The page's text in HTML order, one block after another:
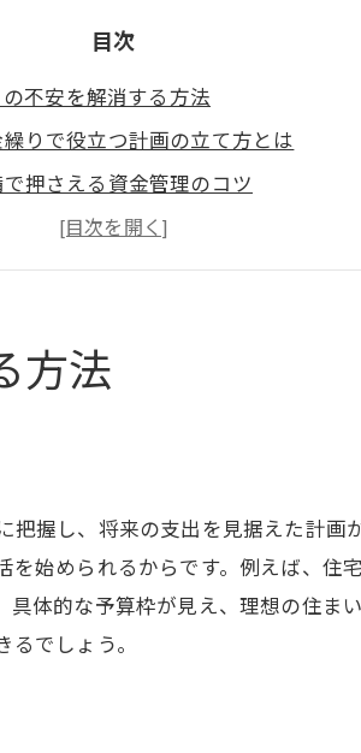
目次
不安を解消する方法
りで役立つ計画の立て方とは
押さえる資金管理のコツ
築で不安を減らすポイント解説
不安軽減に効果的な考え方
選びで新築資金繰りを最適化
築住宅補助金申請のコツ徹底解説
す岐阜県住宅補助金の選び方
補助金2025年の注目ポイント
活用で資金計画を有利に進める
方法
握し、将来の支出を見据えた計画
始められるからです。例えば、住
体的な予算枠が見え、理想の住ま
でしょう。